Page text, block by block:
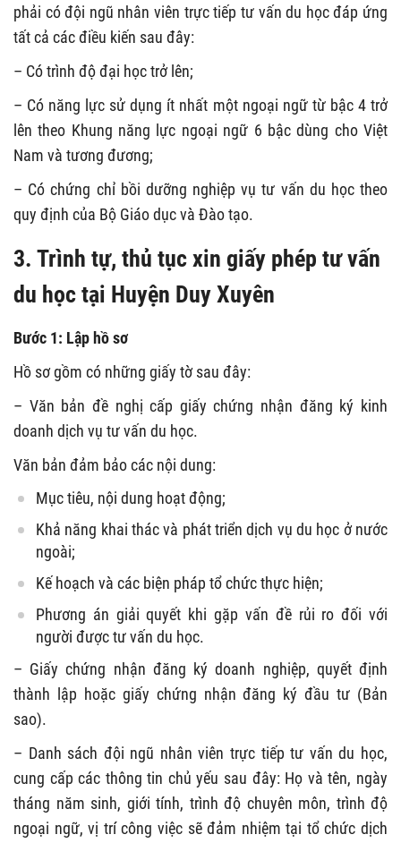
phải có đội ngũ nhân viên trực tiếp tư vấn du học đáp ứng
tất cả các điều kiến sau đây:
– Có trình độ đại học trở lên;
– Có năng lực sử dụng ít nhất một ngoại ngữ từ bậc 4 trở
lên theo Khung năng lực ngoại ngữ 6 bậc dùng cho Việt
Nam và tương đương;
– Có chứng chỉ bồi dưỡng nghiệp vụ tư vấn du học theo
quy định của Bộ Giáo dục và Đào tạo.
3. Trình tự, thủ tục xin giấy phép tư vấn
du học tại Huyện Duy Xuyên
Bước 1: Lập hồ sơ
Hồ sơ gồm có những giấy tờ sau đây:
– Văn bản đề nghị cấp giấy chứng nhận đăng ký kinh
doanh dịch vụ tư vấn du học.
Văn bản đảm bảo các nội dung:
Mục tiêu, nội dung hoạt động;
Khả năng khai thác và phát triển dịch vụ du học ở nước
ngoài;
Kế hoạch và các biện pháp tổ chức thực hiện;
Phương án giải quyết khi gặp vấn đề rủi ro đối với
người được tư vấn du học.
– Giấy chứng nhận đăng ký doanh nghiệp, quyết định
thành lập hoặc giấy chứng nhận đăng ký đầu tư (Bản
sao).
– Danh sách đội ngũ nhân viên trực tiếp tư vấn du học,
cung cấp các thông tin chủ yếu sau đây: Họ và tên, ngày
tháng năm sinh, giới tính, trình độ chuyên môn, trình độ
ngoại ngữ, vị trí công việc sẽ đảm nhiệm tại tổ chức dịch